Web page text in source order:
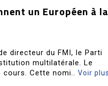
un Européen à la
directeur du FMI, le Parti
multilatérale. Le
Cette nomi.. Voir plus